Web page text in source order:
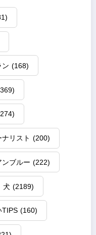
ン (168)
リスト (200)
ンブルー (222)
犬 (2189)
TIPS (160)